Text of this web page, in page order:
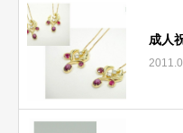
成人